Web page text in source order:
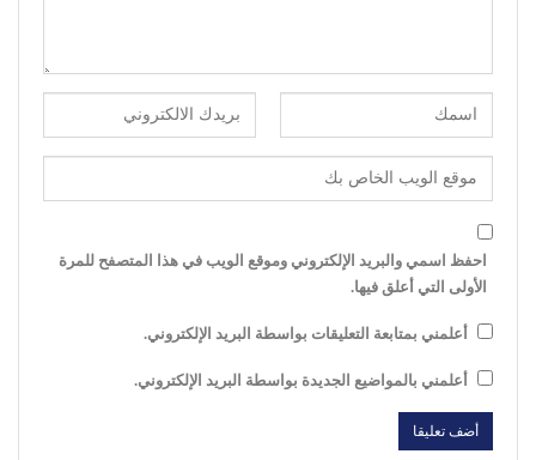
احفظ اسمي والبريد الإلكتروني وموقع الويب في هذا المتصفح للمرة
الأولى التي أعلق فيها.
أعلمني بمتابعة التعليقات بواسطة البريد الإلكتروني.
أعلمني بالمواضيع الجديدة بواسطة البريد الإلكتروني.